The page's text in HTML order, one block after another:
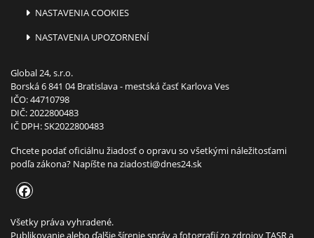
NASTAVENIA COOKIES
NASTAVENIA UPOZORNENÍ
Global 24, s.r.o.
Borská 6 841 04 Bratislava - mestská časť Karlova Ves
IČO: 44710798
DIČ: 2022800483
IČ DPH: SK2022800483
Chcete podať oficiálnu žiadosť o opravu so všetkými náležitosťami
podľa zákona? Napíšte naziadosti@dnes24.sk
Všetky práva vyhradené.